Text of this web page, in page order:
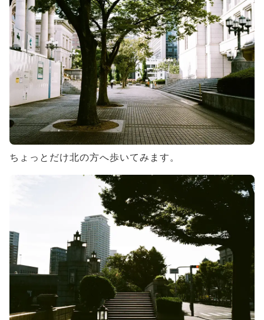
ちょっとだけ北の方へ歩いてみます。